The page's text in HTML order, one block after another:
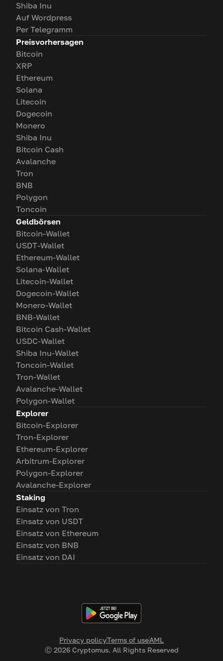
Privacy policyTerms of useAML
Ⓒ 2026Cryptomus. All Rights Reserved
Shiba Inu
Auf Wordpress
Per Telegramm
Preisvorhersagen
Bitcoin
XRP
Ethereum
Solana
Litecoin
Dogecoin
Monero
Shiba Inu
Bitcoin Cash
Avalanche
Tron
BNB
Polygon
Toncoin
Geldbörsen
Bitcoin-Wallet
USDT-Wallet
Ethereum-Wallet
Solana-Wallet
Litecoin-Wallet
Dogecoin-Wallet
Monero-Wallet
BNB-Wallet
Bitcoin Cash-Wallet
USDC-Wallet
Shiba Inu-Wallet
Toncoin-Wallet
Tron-Wallet
Avalanche-Wallet
Polygon-Wallet
Explorer
Bitcoin-Explorer
Tron-Explorer
Ethereum-Explorer
Arbitrum-Explorer
Polygon-Explorer
Avalanche-Explorer
Staking
Einsatz von Tron
Einsatz von USDT
Einsatz von Ethereum
Einsatz von BNB
Einsatz von DAI